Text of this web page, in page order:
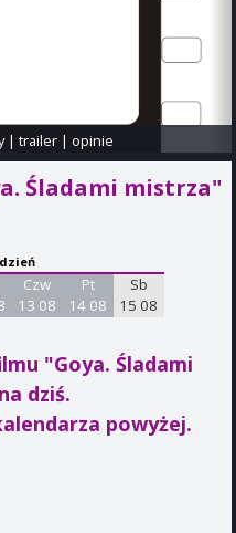
|trailer |opinie
Śladami mistrza"
Czw
13 08
Pt
14 08
Sb
15 08
"Goya. Śladami
na dziś.
powyżej.